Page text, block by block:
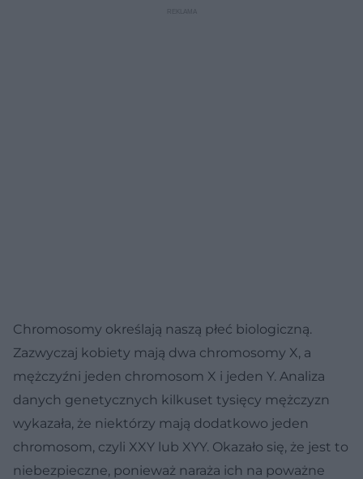
Chromosomy określają naszą płeć biologiczną.
Zazwyczaj kobiety mają dwa chromosomy X, a
mężczyźni jeden chromosom X i jeden Y. Analiza
danych genetycznych kilkuset tysięcy mężczyzn
wykazała, że niektórzy mają dodatkowo jeden
chromosom, czyli XXY lub XYY. Okazało się, że jest to
niebezpieczne, ponieważ naraża ich na poważne